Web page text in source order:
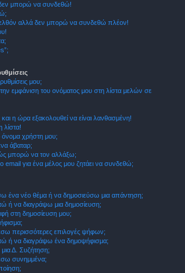
μπορώ να συνδεθώ!
αλλά δεν μπορώ να συνδεθώ πλέον!
μου;
εμφάνιση του ονόματος μου στη λίστα μελών σε
η ώρα εξακολουθεί να είναι λανθασμένη!
λίστα!
όνομα χρήστη μου;
άβαταρ;
μπορώ να τον αλλάξω;
για ένα μέλος μου ζητάει να συνδεθώ;
ένα νέο θέμα ή να δημοσιεύσω μια απάντηση;
ή να διαγράψω μια δημοσίευση;
στη δημοσίευση μου;
περισσότερες επιλογές ψήφων;
ή να διαγράψω ένα δημοψήφισμα;
Δ. Συζήτηση;
συνημμένα;